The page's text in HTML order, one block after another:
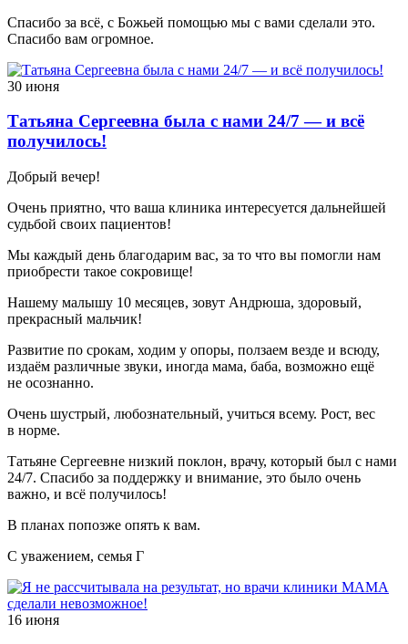
Спасибо за всё, с Божьей помощью мы с вами сделали это.
Спасибо вам огромное.
30 июня
Татьяна Сергеевна была с нами 24/7 — и всё
получилось!
Добрый вечер!
Очень приятно, что ваша клиника интересуется дальнейшей
судьбой своих пациентов!
Мы каждый день благодарим вас, за то что вы помогли нам
приобрести такое сокровище!
Нашему малышу 10 месяцев, зовут Андрюша, здоровый,
прекрасный мальчик!
Развитие по срокам, ходим у опоры, ползаем везде и всюду,
издаём различные звуки, иногда мама, баба, возможно ещё
не осознанно.
Очень шустрый, любознательный, учиться всему. Рост, вес
в норме.
Татьяне Сергеевне низкий поклон, врачу, который был с нами
24/7. Спасибо за поддержку и внимание, это было очень
важно, и всё получилось!
В планах попозже опять к вам.
С уважением, семья Г
16 июня